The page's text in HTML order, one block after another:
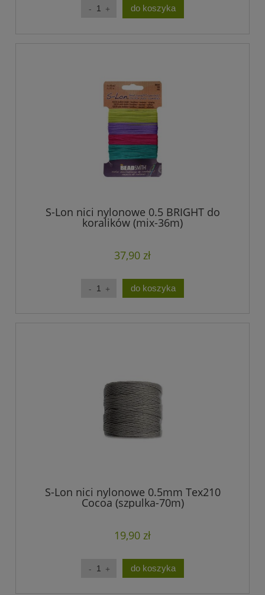
do koszyka
S-Lon nici nylonowe 0.5 BRIGHT do
koralików (mix-36m)
37,90 zł
do koszyka
S-Lon nici nylonowe 0.5mm Tex210
Cocoa (szpulka-70m)
19,90 zł
do koszyka